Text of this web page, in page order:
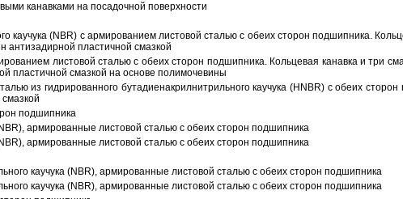
канавками на посадочной поверхности
каучука (NBR) с армированием листовой сталью с обеих сторон подшипника.
антизадирной пластичной смазкой
листовой сталью с обеих сторон подшипника. Кольцевая канавка и три
пластичной смазкой на основе полимочевины
из гидрированного бутадиенакрилнитрильного каучука (HNBR) с обеих
подшипника
армированные листовой сталью с обеих сторон подшипника
армированные листовой сталью с обеих сторон подшипника
каучука (NBR), армированные листовой сталью с обеих сторон подшипника
каучука (NBR), армированные листовой сталью с обеих сторон подшипника